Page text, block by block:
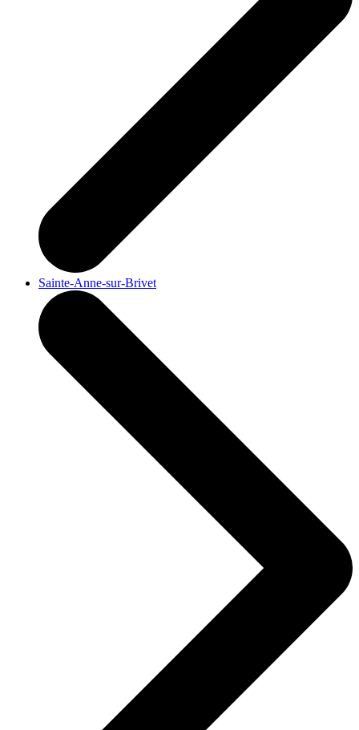
Sainte-Anne-sur-Brivet